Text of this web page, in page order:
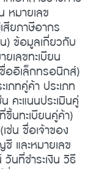
หมายเลข
สียภาษีอากร
) ข้อมูลเกี่ยวกับ
เลขทะเบียน
ออิเล็กทรอนิกส์)
ภทคู่ค้า ประเภท
คะแนนประเมินคู่
นทะเบียนคู่ค้า)
ช่น ชื่อเจ้าของ
และหมายเลข
ที่ชำระเงิน วิธี